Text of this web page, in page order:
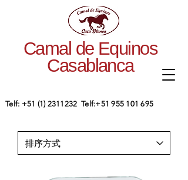
Camal de Equinos
Casablanca
​Telf: +51 (1) 2311232 Telf:+51 955 101 695